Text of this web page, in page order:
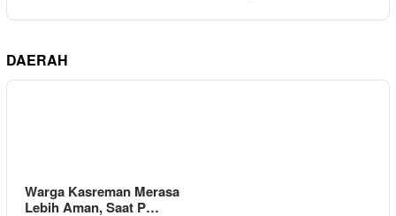
DAERAH
Warga Kasreman Merasa
Lebih Aman, Saat P…